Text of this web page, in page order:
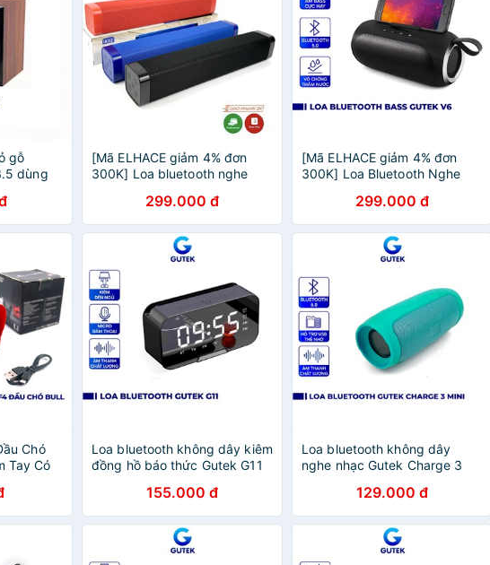
gỗ
dùng
[Mã ELHACE giảm 4% đơn
300K] Loa bluetooth nghe
âm thanh siêu bass hỗ trợ usb
thẻ nhớ
299.000 đ
[Mã ELHACE giảm 4% đơn
300K] Loa Bluetooth Nghe
Công Suất Lớn Có Giá Đỡ Điện
Thoại Gutek V6
299.000 đ
Chó
Tay Có
F4
Loa bluetooth không dây kiêm
đồng hồ báo thức Gutek G11
155.000 đ
Loa bluetooth không dây
nghe nhạc Gutek Charge 3
nhớ âm thanh chất lượng giá
rẻ
129.000 đ